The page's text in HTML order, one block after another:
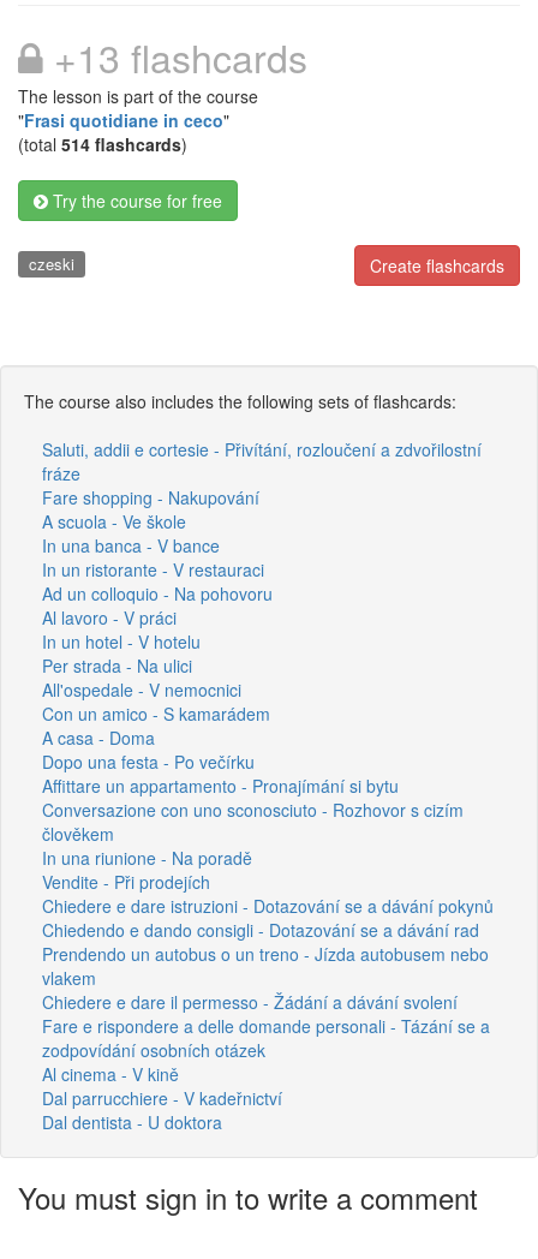
+13 flashcards
The lesson is part of the course
"Frasi quotidiane in ceco"
(total 514 flashcards)
Try the course for free
Create flashcards
czeski
The course also includes the following sets of flashcards:
Saluti, addii e cortesie - Přivítání, rozloučení a zdvořilostní
fráze
Fare shopping - Nakupování
A scuola - Ve škole
In una banca - V bance
In un ristorante - V restauraci
Ad un colloquio - Na pohovoru
Al lavoro - V práci
In un hotel - V hotelu
Per strada - Na ulici
All'ospedale - V nemocnici
Con un amico - S kamarádem
A casa - Doma
Dopo una festa - Po večírku
Affittare un appartamento - Pronajímání si bytu
Conversazione con uno sconosciuto - Rozhovor s cizím
člověkem
In una riunione - Na poradě
Vendite - Při prodejích
Chiedere e dare istruzioni - Dotazování se a dávání pokynů
Chiedendo e dando consigli - Dotazování se a dávání rad
Prendendo un autobus o un treno - Jízda autobusem nebo
vlakem
Chiedere e dare il permesso - Žádání a dávání svolení
Fare e rispondere a delle domande personali - Tázání se a
zodpovídání osobních otázek
Al cinema - V kině
Dal parrucchiere - V kadeřnictví
Dal dentista - U doktora
You must sign in to write a comment